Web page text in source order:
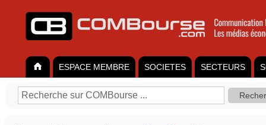
ESPACE MEMBRE SOCIETES SECTEURS